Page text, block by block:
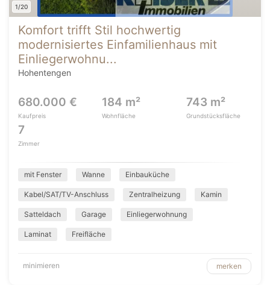
1/20
Komfort trifft Stil hochwertig
modernisiertes Einfamilienhaus mit
Einliegerwohnu...
Hohentengen
680.000 €
Kaufpreis
184 m²
Wohnfläche
743 m²
Grundstücksfläche
7
Zimmer
mit Fenster Wanne Einbauküche
Kabel/SAT/TV-Anschluss Zentralheizung Kamin
Satteldach Garage Einliegerwohnung
Laminat Freifläche
minimieren merken